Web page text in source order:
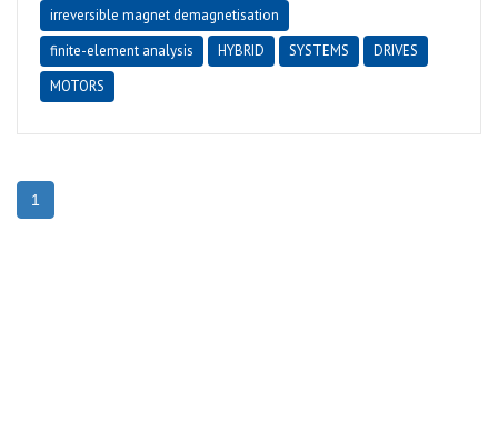
irreversible magnet demagnetisation
finite-element analysis
HYBRID SYSTEMS
DRIVES
MOTORS
1